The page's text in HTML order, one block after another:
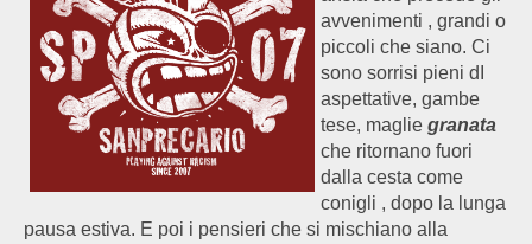
avvenimenti , grandi o
piccoli che siano. Ci
sono sorrisi pieni dI
aspettative, gambe
tese, maglie granata
che ritornano fuori
dalla cesta come
conigli , dopo la lunga
pausa estiva. E poi i pensieri che si mischiano alla